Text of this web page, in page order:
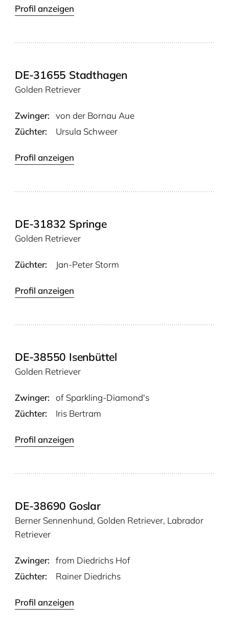
Profil anzeigen
DE-31655 Stadthagen
Golden Retriever
Zwinger:
von der Born­au Aue
Züchter:
Ursula Schweer
Profil anzeigen
DE-31832 Springe
Golden Retriever
Züchter: Jan-Peter Storm
Profil anzeigen
DE-38550 Isenbüttel
Golden Retriever
Zwinger:
of Sparkling-Diamond's
Züchter:
Iris Bertram
Profil anzeigen
DE-38690 Goslar
Berner Sennenhund, Golden Retriever, Labrador
Retriever
Zwinger:
from Died­richs Hof
Züchter:
Rainer Diedrichs
Profil anzeigen